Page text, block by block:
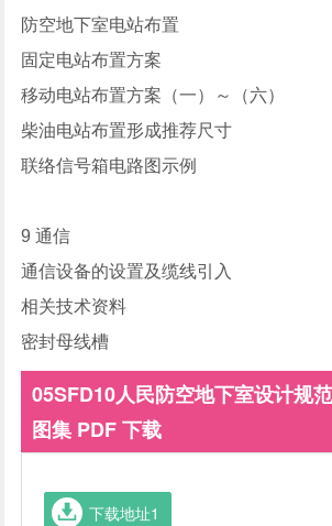
防空地下室电站布置
固定电站布置方案
移动电站布置方案（一）～（六）
柴油电站布置形成推荐尺寸
联络信号箱电路图示例
9 通信
通信设备的设置及缆线引入
相关技术资料
密封母线槽
05SFD10人民防空地下室设计规
图集 PDF 下载
下载地址1